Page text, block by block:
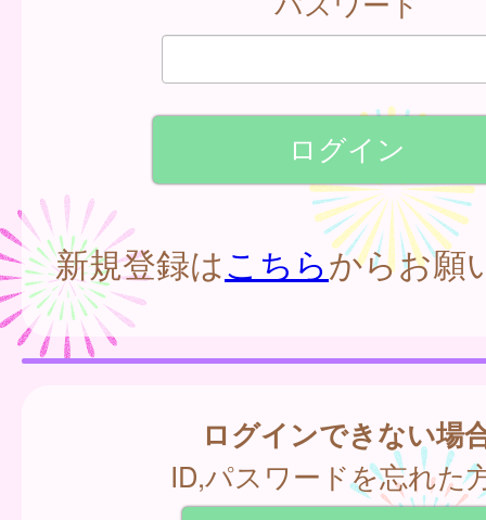
新規登録はこちらからお願
ログインできない場
ID,パスワードを忘れた